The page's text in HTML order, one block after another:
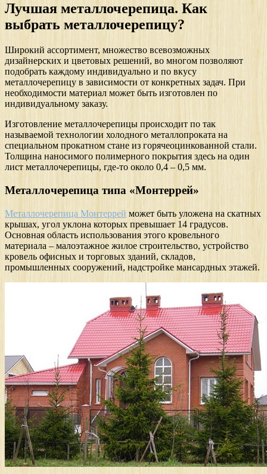
Лучшая металлочерепица. Как
выбрать металлочерепицу?
Широкий ассортимент, множество всевозможных
дизайнерских и цветовых решений, во многом позволяют
подобрать каждому индивидуально и по вкусу
металлочерепицу в зависимости от конкретных задач. При
необходимости материал может быть изготовлен по
индивидуальному заказу.
Изготовление металлочерепицы происходит по так
называемой технологии холодного металлопроката на
специальном прокатном стане из горячеоцинкованной стали.
Толщина наносимого полимерного покрытия здесь на один
лист металлочерепицы, где-то около 0,4 – 0,5 мм.
Металлочерепица типа «Монтеррей»
Металлочерепица Монтеррей может быть уложена на скатных
крышах, угол уклона которых превышает 14 градусов.
Основная область использования этого кровельного
материала – малоэтажное жилое строительство, устройство
кровель офисных и торговых зданий, складов,
промышленных сооружений, надстройке мансардных этажей.